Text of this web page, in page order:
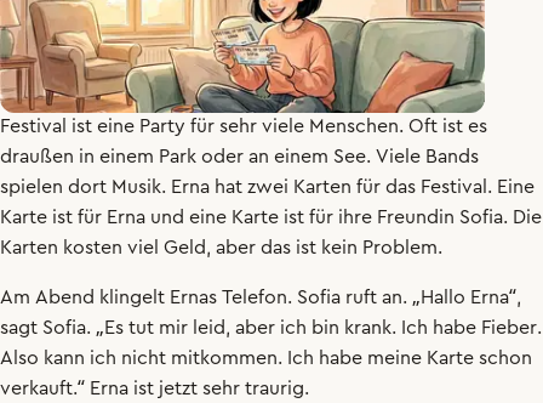
Erna ist sehr glücklich, denn morgen ist ein Festival. Ein
Festival ist eine Party für sehr viele Menschen. Oft ist es
draußen in einem Park oder an einem See. Viele Bands
spielen dort Musik. Erna hat zwei Karten für das Festival . Eine
Karte ist für Erna und eine Karte ist für ihre Freundin Sofia. Die
Karten kosten viel Geld, aber das ist kein Problem.
Am Abend klingelt Ernas Telefon. Sofia ruft an. „Hallo Erna“,
sagt Sofia. „Es tut mir leid, aber ich bin krank. Ich habe Fieber.
Also kann ich nicht mitkommen. Ich habe meine Karte schon
verkauft.“ Erna ist jetzt sehr traurig.